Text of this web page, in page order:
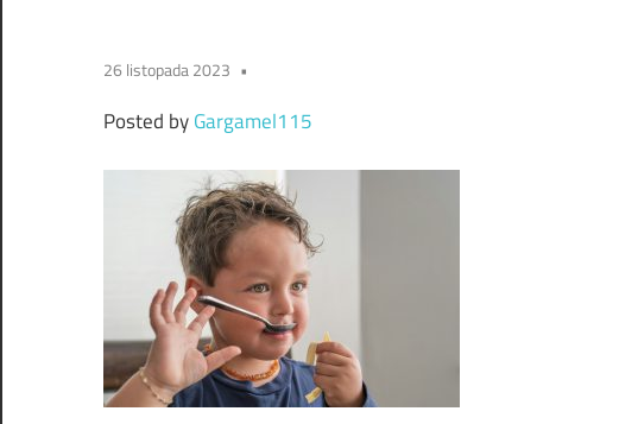
26 listopada 2023
Posted byGargamel115